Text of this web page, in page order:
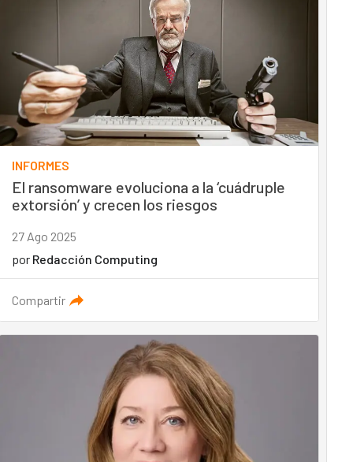
INFORMES
El ransomware evoluciona a la ‘cuádruple
extorsión’ y crecen los riesgos
27 Ago 2025
por Redacción Computing
Compartir